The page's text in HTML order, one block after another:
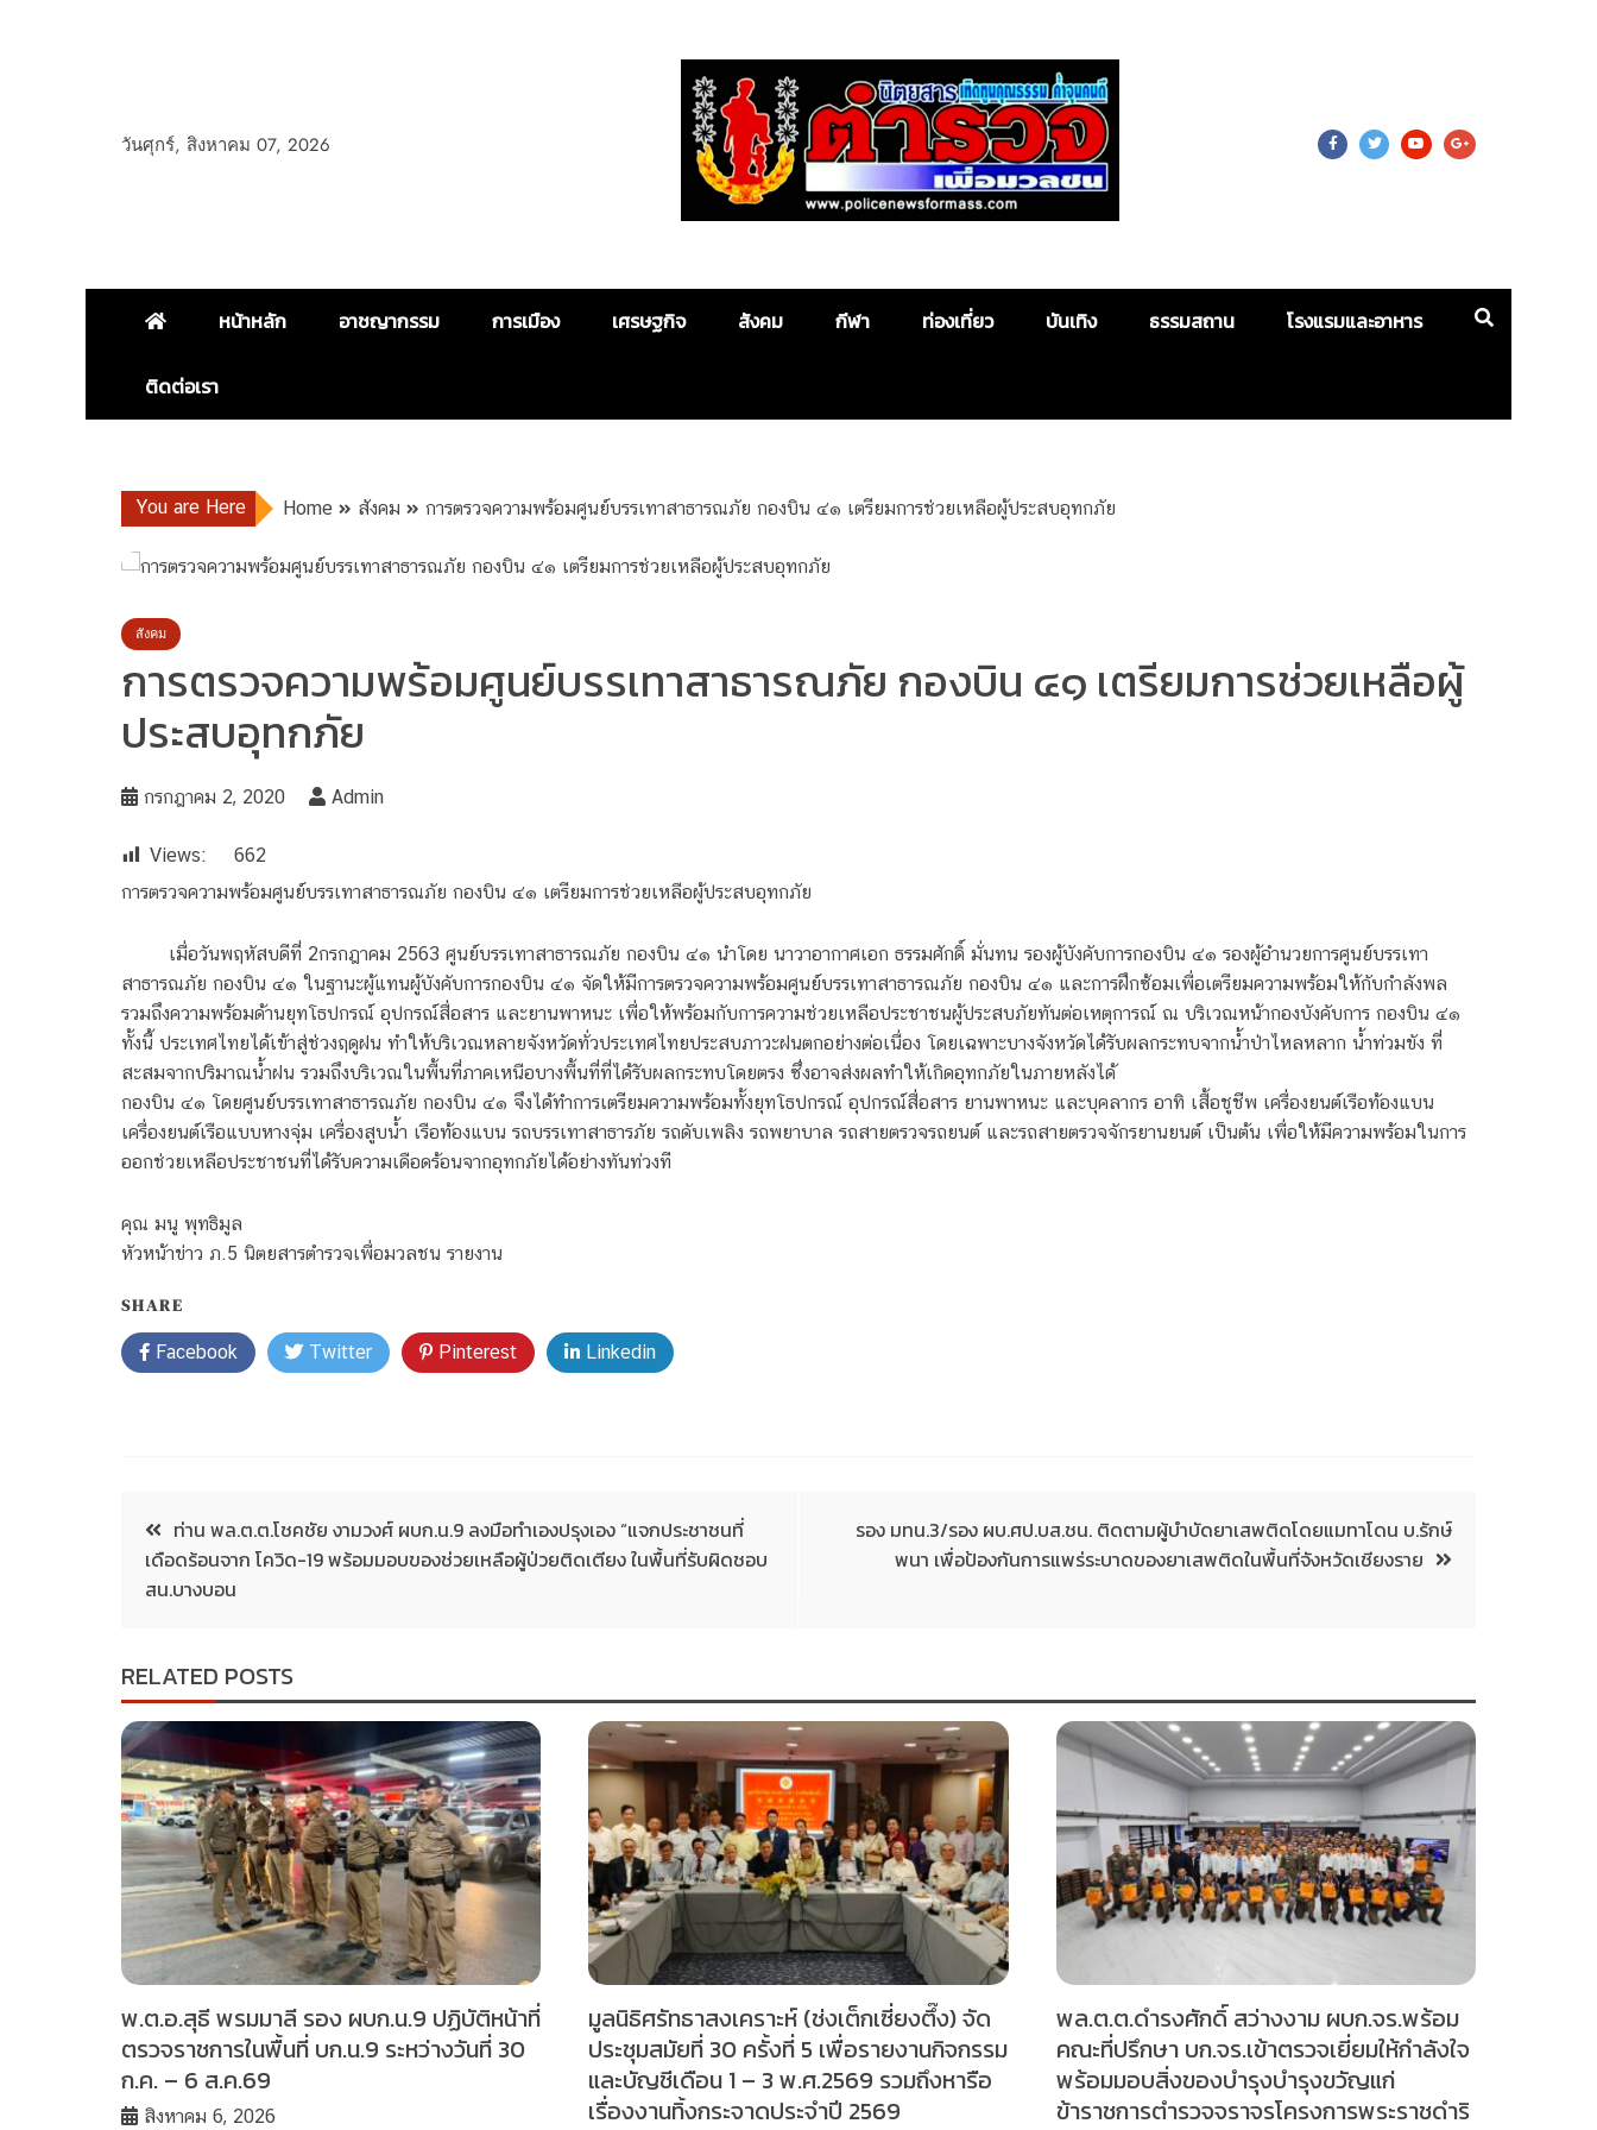
วันศุกร์, สิงหาคม 07, 2026
Police News For Mass
หน้าหลัก อาชญากรรม การเมือง เศรษฐกิจ สังคม กีฬา ท่องเที่ยว บันเทิง ธรรมสถาน โรงแรมและอาหาร
ติดต่อเรา
You are Here Home สังคม การตรวจความพร้อมศูนย์บรรเทาสาธารณภัย กองบิน ๔๑ เตรียมการช่วยเหลือผู้ประสบอุทกภัย
สังคม
การตรวจความพร้อมศูนย์บรรเทาสาธารณภัย กองบิน ๔๑ เตรียมการช่วยเหลือผู้
ประสบอุทกภัย
กรกฎาคม 2, 2020 Admin
Views:
662
การตรวจความพร้อมศูนย์บรรเทาสาธารณภัย กองบิน ๔๑ เตรียมการช่วยเหลือผู้ประสบอุทกภัย
เมื่อวันพฤหัสบดีที่ 2กรกฎาคม 2563 ศูนย์บรรเทาสาธารณภัย กองบิน ๔๑ นำโดย นาวาอากาศเอก ธรรมศักดิ์ มั่นทน รองผู้บังคับการกองบิน ๔๑ รองผู้อำนวยการศูนย์บรรเทา
สาธารณภัย กองบิน ๔๑ ในฐานะผู้แทนผู้บังคับการกองบิน ๔๑ จัดให้มีการตรวจความพร้อมศูนย์บรรเทาสาธารณภัย กองบิน ๔๑ และการฝึกซ้อมเพื่อเตรียมความพร้อมให้กับกำลังพล
รวมถึงความพร้อมด้านยุทโธปกรณ์ อุปกรณ์สื่อสาร และยานพาหนะ เพื่อให้พร้อมกับการความช่วยเหลือประชาชนผู้ประสบภัยทันต่อเหตุการณ์ ณ บริเวณหน้ากองบังคับการ กองบิน ๔๑
ทั้งนี้ ประเทศไทยได้เข้าสู่ช่วงฤดูฝน ทำให้บริเวณหลายจังหวัดทั่วประเทศไทยประสบภาวะฝนตกอย่างต่อเนื่อง โดยเฉพาะบางจังหวัดได้รับผลกระทบจากน้ำป่าไหลหลาก น้ำท่วมขัง ที่
สะสมจากปริมาณน้ำฝน รวมถึงบริเวณในพื้นที่ภาคเหนือบางพื้นที่ที่ได้รับผลกระทบโดยตรง ซึ่งอาจส่งผลทำให้เกิดอุทกภัยในภายหลังได้
กองบิน ๔๑ โดยศูนย์บรรเทาสาธารณภัย กองบิน ๔๑ จึงได้ทำการเตรียมความพร้อมทั้งยุทโธปกรณ์ อุปกรณ์สื่อสาร ยานพาหนะ และบุคลากร อาทิ เสื้อชูชีพ เครื่องยนต์เรือท้องแบน
เครื่องยนต์เรือแบบหางจุ่ม เครื่องสูบน้ำ เรือท้องแบน รถบรรเทาสาธารภัย รถดับเพลิง รถพยาบาล รถสายตรวจรถยนต์ และรถสายตรวจจักรยานยนต์ เป็นต้น เพื่อให้มีความพร้อมในการ
ออกช่วยเหลือประชาชนที่ได้รับความเดือดร้อนจากอุทกภัยได้อย่างทันท่วงที
คุณ มนู พุทธิมูล
หัวหน้าข่าว ภ.5 นิตยสารตำรวจเพื่อมวลชน รายงาน
SHARE
Facebook Twitter Pinterest Linkedin
ท่าน พล.ต.ต.โชคชัย งามวงศ์ ผบก.น.9 ลงมือทำเองปรุงเอง “แจกประชาชนที่
เดือดร้อนจาก โควิด-19 พร้อมมอบของช่วยเหลือผู้ป่วยติดเตียง ในพื้นที่รับผิดชอบ
สน.บางบอน
รอง มทน.3/รอง ผบ.ศป.บส.ชน. ติดตามผู้บำบัดยาเสพติดโดยแมทาโดน บ.รักษ์
พนา เพื่อป้องกันการแพร่ระบาดของยาเสพติดในพื้นที่จังหวัดเชียงราย
RELATED POSTS
พ.ต.อ.สุธี พรมมาลี รอง ผบก.น.9 ปฏิบัติหน้าที่
ตรวจราชการในพื้นที่ บก.น.9 ระหว่างวันที่ 30
ก.ค. – 6 ส.ค.69
สิงหาคม 6, 2026
มูลนิธิศรัทธาสงเคราะห์ (ช่งเต็กเซี่ยงตึ๊ง) จัด
ประชุมสมัยที่ 30 ครั้งที่ 5 เพื่อรายงานกิจกรรม
และบัญชีเดือน 1 – 3 พ.ศ.2569 รวมถึงหารือ
เรื่องงานทิ้งกระจาดประจำปี 2569
พล.ต.ต.ดำรงศักดิ์ สว่างงาม ผบก.จร.พร้อม
คณะที่ปรึกษา บก.จร.เข้าตรวจเยี่ยมให้กำลังใจ
พร้อมมอบสิ่งของบำรุงบำรุงขวัญแก่
ข้าราชการตำรวจจราจรโครงการพระราชดำริ